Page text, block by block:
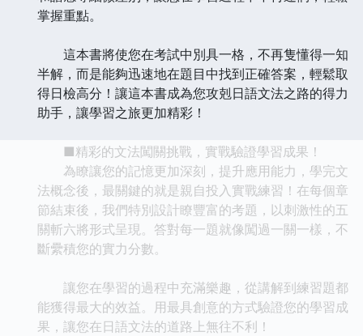
掌握重點。
這本書將使您在考試中別具一格，不再隻懂得一知
半解，而是能夠迅速地在題目中找到正確答案，輕鬆取
得日檢高分！讓這本書成為您攻剋日語文法之路的得力
助手，讓學習之旅更加精彩！
■精彩的文法闖關挑戰，實戰驗證學習成果！
為瞭讓您的記憶更加深刻，提升應用能力，學完文
法概念後，最關鍵的就是親自投入實戰練習！在每個章
節結束後，我們特別設計瞭豐富的考題，以刺激性的五
關斬六將形式呈現。答對每一題就像闖過一關一樣，不
斷纍積您的實力分數。
讓您在學習的過程中充滿樂趣，從講解到練習題都
能獲得最大的效益。用最具創意的方式驗證您的學習成
果，讓您在日語文法的道路上無往不利！